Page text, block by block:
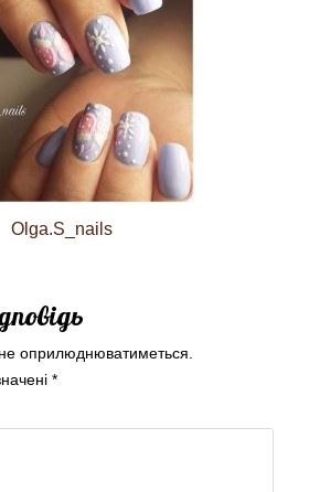
Olga.S_nails
оприлюднюватиметься.
*